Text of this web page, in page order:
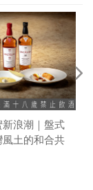
浪潮｜盤式
土的和合共